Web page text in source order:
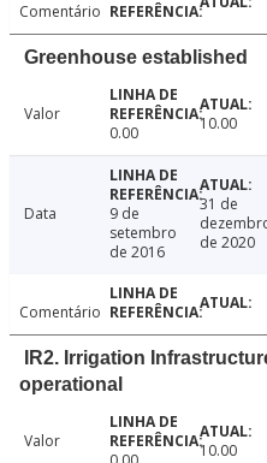
Comentário
Greenhouse established
Valor
0.00
10.00
Data
9 de
setembro
de 2016
31 de
de 2020
Comentário
IR2. Irrigation
operational
Valor
10.00